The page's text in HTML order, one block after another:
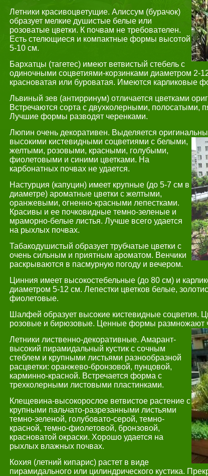
Летники красивоцветущие. Алиссум (бурачок)
образует мелкие душистые белые или
розоватые цветки. К почвам не требователен.
Есть стелющиеся и компактные формы высотой
5-10 см.
Бархатцы (тагетес) имеют ветвистый стебель с
одиночными соцветиями-корзинками диаметром 2-
красноватая или буроватая. Имеются карликовые
Львиный зев (антирринум) отличается цветками
Встречаются сорта с двухколерными, полосатыми,
Лучшие формы разводят черенками.
Люпин очень декоративен. Выделяется
высокими кистевидными соцветиями с белыми,
желтыми, розовыми, красными, голубыми,
фиолетовыми и синими цветками. На
карбонатных почвах не удается.
Настурция (капуцин) имеет крупные (до 5-7 см в
диаметре) ароматные цветки с желтыми,
оранжевыми, огненно-красными лепестками.
Красивы и ее почковидные темно-зеленые и
мраморно-белые листья. Лучше всего удается
на рыхлых почвах.
Табакодушистый образует трубчатые цветки с
очень сильным и приятным ароматом. Венчики
раскрываются в пасмурную погоду и вечером.
Цинния имеет высокостебельные (до 80 см) и
диаметром 5-12 см. Лепестки цветков белые,
фиолетовые.
Шалфей образует высокие кистевидные соцветия.
розовые и бирюзовые. Ценные формы размножают
Летники лиственно-декоративные. Амарант-
высокий пирамидальный кустик с сочным
стеблем и крупными листьями разнообразной
расцветки: оранжево-бронзовой, пунцовой,
карминно-красной. Встречается форма с
трехколерными листовыми пластинками.
Клещевина-высокорослое ветвистое растение с
крупными пальчато-разрезанными листьями
темно-зеленой, голубовато-серой, темно-
красной, темно-фиолетовой, бронзовой,
красноватой окраски. Хорошо удается на
рыхлых влажных почвах.
Кохия (летний кипарис) растет в виде
пирамидального или цилиндрического кустика.